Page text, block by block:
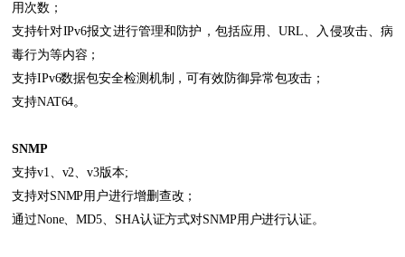
用次数；
支持针对IPv6报文进行管理和防护，包括应用、URL、入侵攻击、病
毒行为等内容；
支持IPv6数据包安全检测机制，可有效防御异常包攻击；
支持NAT64。
SNMP
支持v1、v2、v3版本;
支持对SNMP用户进行增删查改；
通过None、MD5、SHA认证方式对SNMP用户进行认证。